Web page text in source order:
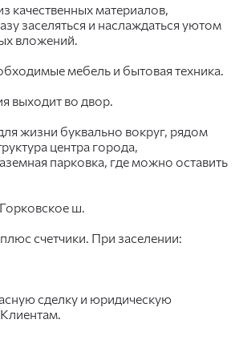
качественных материалов,
заселяться и наслаждаться уютом
вложений.
мебель и бытовая техника.
выходит во двор.
жизни буквально вокруг, рядом
центра города,
парковка, где можно оставить
ш.
счетчики. При заселении:
сделку и юридическую